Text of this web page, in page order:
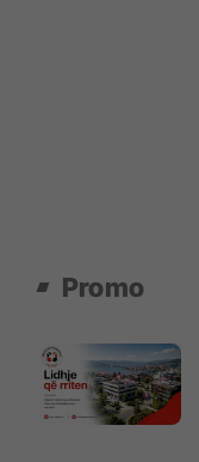
Promo